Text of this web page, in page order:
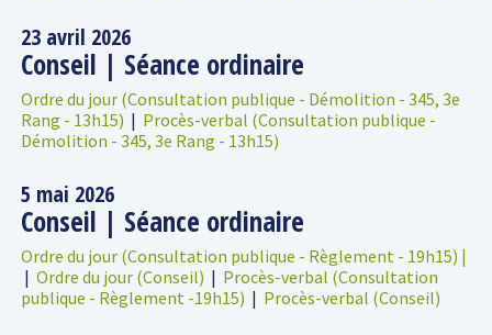
23 avril 2026
Conseil | Séance ordinaire
Ordre du jour (Consultation publique - Démolition - 345, 3e
Rang - 13h15) | Procès-verbal (Consultation publique -
Démolition - 345, 3e Rang - 13h15)
5 mai 2026
Conseil | Séance ordinaire
Ordre du jour (Consultation publique - Règlement - 19h15) |
| Ordre du jour (Conseil) | Procès-verbal (Consultation
publique - Règlement -19h15) | Procès-verbal (Conseil)